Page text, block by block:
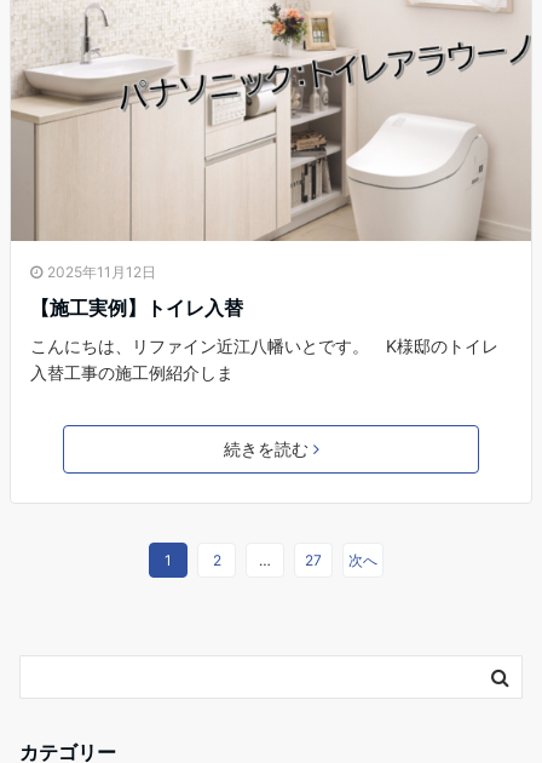
2025年11月12日
【施工実例】トイレ入替
こんにちは、リファイン近江八幡いとです。 K様邸のトイレ
入替工事の施工例紹介しま
続きを読む
1 2 … 27 次へ
カテゴリー